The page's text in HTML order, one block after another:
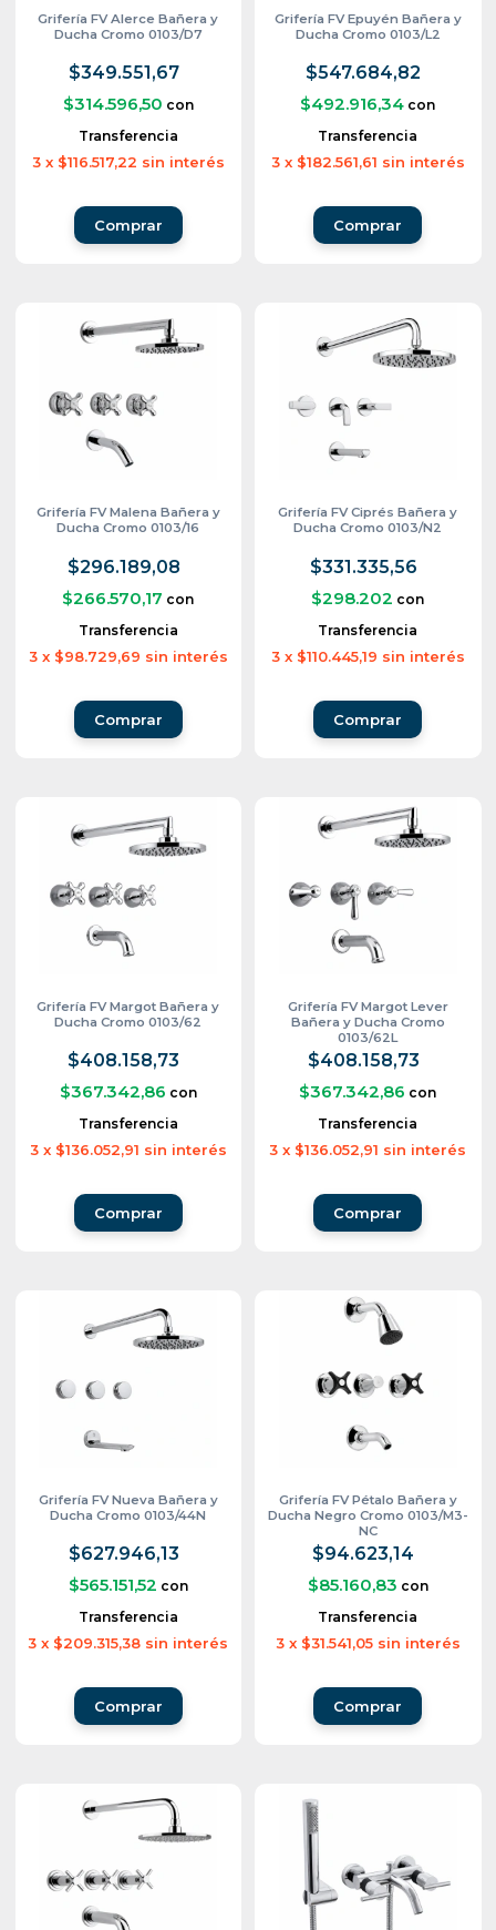
Grifería FV Alerce Bañera y
Ducha Cromo 0103/D7
$349.551,67
$314.596,50 con
Transferencia
3 x $116.517,22 sin interés
Grifería FV Epuyén Bañera y
Ducha Cromo 0103/L2
$547.684,82
$492.916,34 con
Transferencia
3 x $182.561,61 sin interés
Grifería FV Malena Bañera y
Ducha Cromo 0103/16
$296.189,08
$266.570,17 con
Transferencia
3 x $98.729,69 sin interés
Grifería FV Ciprés Bañera y
Ducha Cromo 0103/N2
$331.335,56
$298.202 con
Transferencia
3 x $110.445,19 sin interés
Grifería FV Margot Bañera y
Ducha Cromo 0103/62
$408.158,73
$367.342,86 con
Transferencia
3 x $136.052,91 sin interés
Grifería FV Margot Lever
Bañera y Ducha Cromo
0103/62L
$408.158,73
$367.342,86 con
Transferencia
3 x $136.052,91 sin interés
Grifería FV Nueva Bañera y
Ducha Cromo 0103/44N
$627.946,13
$565.151,52 con
Transferencia
3 x $209.315,38 sin interés
Grifería FV Pétalo Bañera y
Ducha Negro Cromo 0103/M3-
NC
$94.623,14
$85.160,83 con
Transferencia
3 x $31.541,05 sin interés